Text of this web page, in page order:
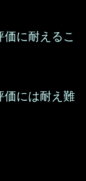
に耐えるこ
には耐え難